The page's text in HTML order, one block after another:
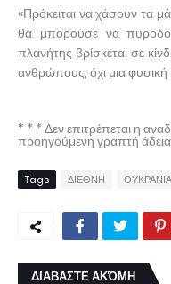
«Πρόκειται να χάσουν τα
θα μπορούσε να
πλανήτης βρίσκεται σε
ανθρώπους, όχι μια
* * * Δεν επιτρέπεται η
προηγούμενη γραπτή
Tags ΔΙΕΘΝΗ ΟΥΚΡΑΝΙΑ
ΔΙΑΒΑΣΤΕ ΑΚΌΜΗ